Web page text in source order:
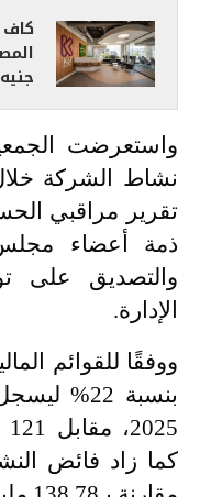
كاف
جنيه
واستعرضت
نشاط الشركة خلال
تقرير مراقبي
ذمة أعضاء مجلس
والتصديق على
الإدارة.
ووفقًا للقوائم